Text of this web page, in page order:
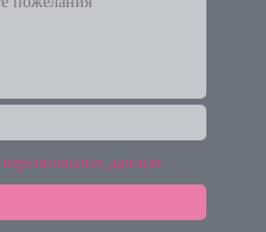
персональных данных